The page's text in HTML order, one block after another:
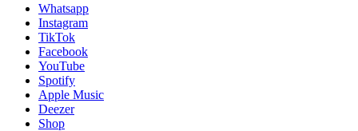
Whatsapp
Instagram
TikTok
Facebook
YouTube
Spotify
Apple Music
Deezer
Shop